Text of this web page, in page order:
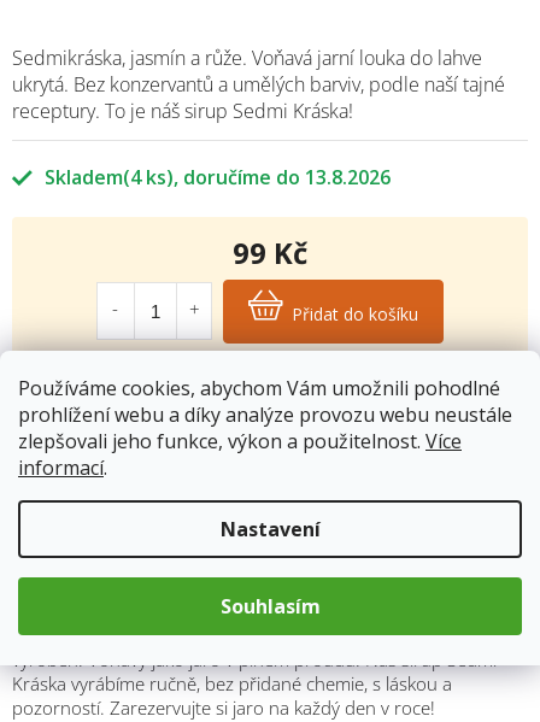
Používáme cookies, abychom Vám umožnili pohodlné
prohlížení webu a díky analýze provozu webu neustále
zlepšovali jeho funkce, výkon a použitelnost. Více
informací.
Nastavení
Souhlasím
Skladem(4 ks) 13.8.2026
Sedmikráska, jasmín a růže. Voňavá jarní louka do lahve
ukrytá. Bez konzervantů a umělých barviv, podle naší tajné
receptury. To je náš sirup Sedmi Kráska!
Kód produktu:
7060
Kategorie:
KOLDOKOL
Hmotnost
99 Kč
Měrná
cena:
Přidat do košíku
Popis
Jemný a v chuti něžný, stejně jako rostlinky, ze kterých je
Kráska vyrábíme ručně, bez přidané chemie, s láskou a
pozorností. Zarezervujte si jaro na každý den v roce!